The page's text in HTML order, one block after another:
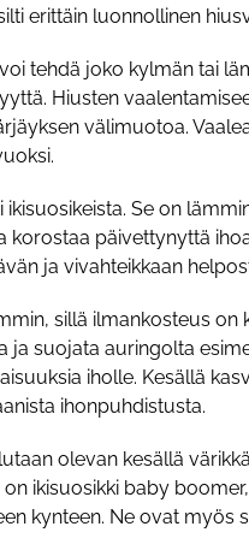
erittäin luonnollinen
tehdä joko kylmän tai
Hiusten
välimuotoa.
Se on
korostaa päivettynyttä
ja vivahteikkaan
sillä ilmankosteus
ja suojata auringolta
iholle. Kesällä
ihonpuhdistusta.
olevan kesällä
ikisuosikki baby
kynteen. Ne ovat myös